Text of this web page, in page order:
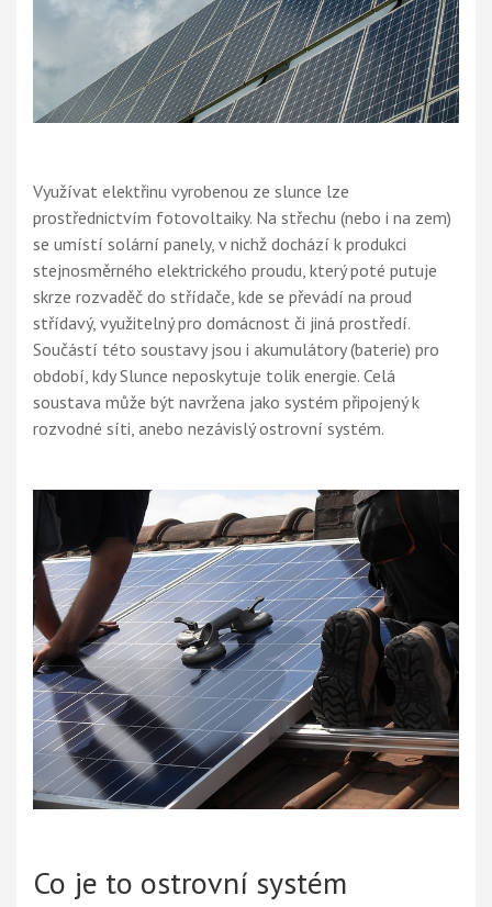
Využívat elektřinu vyrobenou ze slunce lze
prostřednictvím fotovoltaiky. Na střechu (nebo i na zem)
se umístí solární panely, v nichž dochází k produkci
stejnosměrného elektrického proudu, který poté putuje
skrze rozvaděč do střídače, kde se převádí na proud
střídavý, využitelný pro domácnost či jiná prostředí.
Součástí této soustavy jsou i akumulátory (baterie) pro
období, kdy Slunce neposkytuje tolik energie. Celá
soustava může být navržena jako systém připojený k
rozvodné síti, anebo nezávislý ostrovní systém.
Co je to ostrovní systém